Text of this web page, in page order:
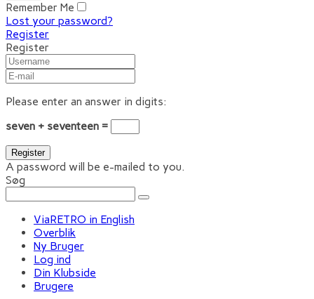
Remember Me
Lost your password?
Register
Register
Please enter an answer in digits:
seven + seventeen =
A password will be e-mailed to you.
Søg
ViaRETRO in English
Overblik
Ny Bruger
Log ind
Din Klubside
Brugere